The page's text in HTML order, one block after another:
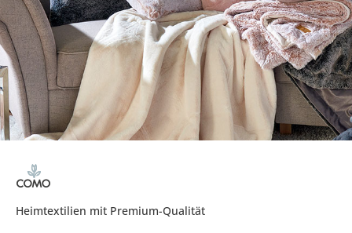
Heimtextilien mit Premium-Qualität